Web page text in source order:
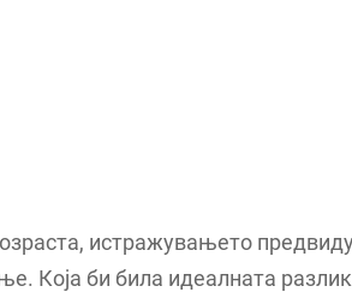
истражувањето
Која би била идеалната